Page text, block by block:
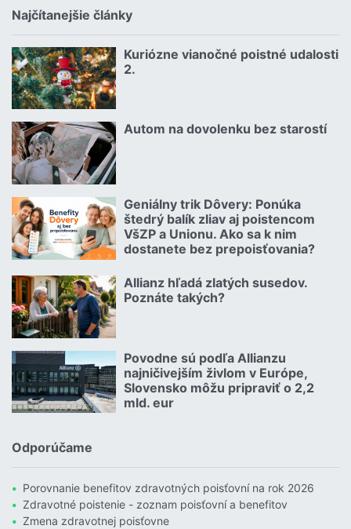
Najčítanejšie články
Kuriózne vianočné poistné udalosti
2.
18.12.2024 | | redakcia
Autom na dovolenku bez starostí
02.07.2026 |
Geniálny trik Dôvery: Ponúka
štedrý balík zliav aj poistencom
VšZP a Unionu. Ako sa k nim
dostanete bez prepoisťovania?
06.07.2026 | | redakcia
Allianz hľadá zlatých susedov.
Poznáte takých?
08.07.2026 |
Povodne sú podľa Allianzu
najničivejším živlom v Európe,
Slovensko môžu pripraviť o 2,2
mld. eur
23.07.2026 |
Odporúčame
Porovnanie benefitov zdravotných poisťovní na rok 2026
Zdravotné poistenie - zoznam poisťovní a benefitov
Zmena zdravotnej poisťovne